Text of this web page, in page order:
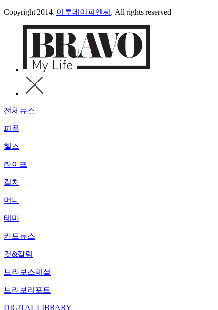
Copyright 2014. 이투데이피엔씨 . All rights reserved
전체뉴스
피플
헬스
라이프
컬처
머니
테마
카드뉴스
컷&칼럼
브라보스페셜
브라보리포트
DIGITAL LIBRARY